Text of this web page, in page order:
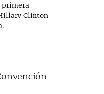
primera
Clinton